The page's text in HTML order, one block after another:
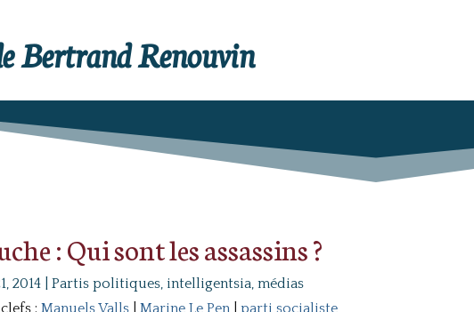
Bertrand Renouvin
: Qui sont les assassins ?
2014| Partis politiques, intelligentsia, médias
: Manuels Valls| Marine Le Pen| parti socialiste